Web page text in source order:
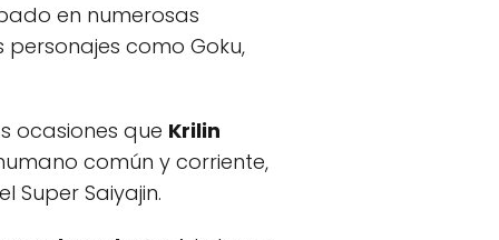
en numerosas
como Goku,
ocasiones que Krilin
común y corriente,
Saiyajin.